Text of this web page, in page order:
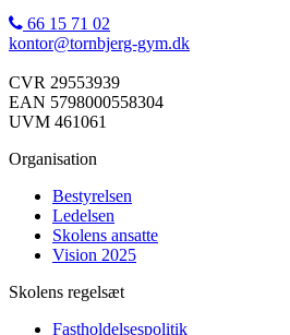
66 15 71 02
kontor@tornbjerg-gym.dk
CVR 29553939
EAN 5798000558304
UVM 461061
Organisation
Bestyrelsen
Ledelsen
Skolens ansatte
Vision 2025
Skolens regelsæt
Fastholdelsespolitik